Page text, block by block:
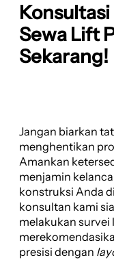
Sewa Lift
Sekarang!
Jangan biarkan
menghentikan
Amankan
menjamin
konstruksi Anda
konsultan kami
melakukan survei
presisi dengan